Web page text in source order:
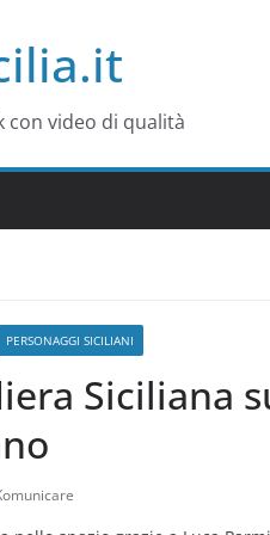
con video di qualità
PERSONAGGI SICILIANI
Siciliana